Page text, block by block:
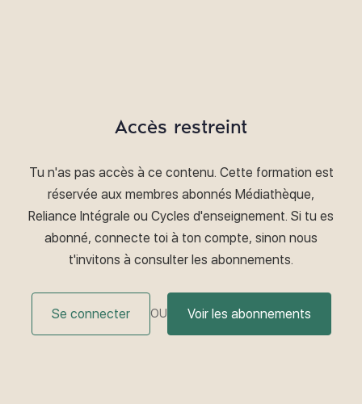
Accès restreint
Tu n'as pas accès à ce contenu. Cette formation est
réservée aux membres abonnés Médiathèque,
Reliance Intégrale ou Cycles d'enseignement. Si tu es
abonné, connecte toi à ton compte, sinon nous
t'invitons à consulter les abonnements.
Se connecter OU Voir les abonnements